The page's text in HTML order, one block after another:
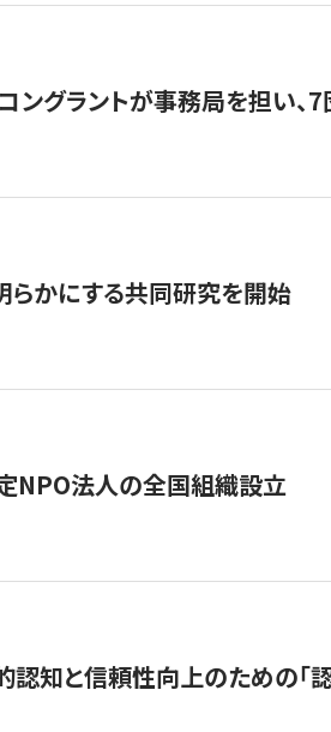
ングラントが事務局を担い、
らかにする共同研究を開始
NPO法人の全国組織設立
知と信頼性向上のための「